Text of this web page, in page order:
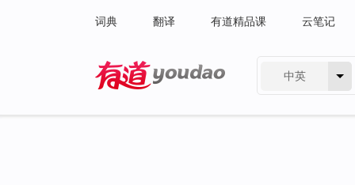
词典 翻译 有道精品课 云笔记
中英